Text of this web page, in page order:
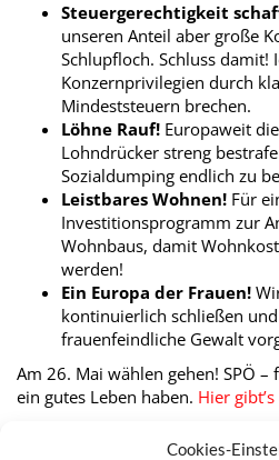
Cookies-
Steuergerechtigkeit
unseren Anteil aber große
Schlupfloch. Schluss damit!
Konzernprivilegien durch
Mindeststeuern brechen.
Löhne Rauf! Europaweit
Lohndrücker streng
Sozialdumping endlich zu
Leistbares Wohnen! Für
Investitionsprogramm zur
Wohnbaus, damit
werden!
Ein Europa der Frauen!
kontinuierlich schließen
frauenfeindliche Gewalt
Am 26. Mai wählen gehen! SPÖ
ein gutes Leben haben. Hier
Ähnliche Artikel: